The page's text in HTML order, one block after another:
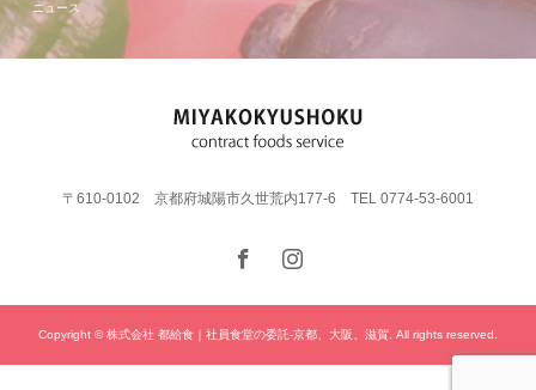
ニュース
〒610-0102 京都府城陽市久世荒内177-6 TEL 0774-53-6001
Copyright © 株式会社 都給食｜社員食堂の委託-京都、大阪、滋賀. All rights reserved.